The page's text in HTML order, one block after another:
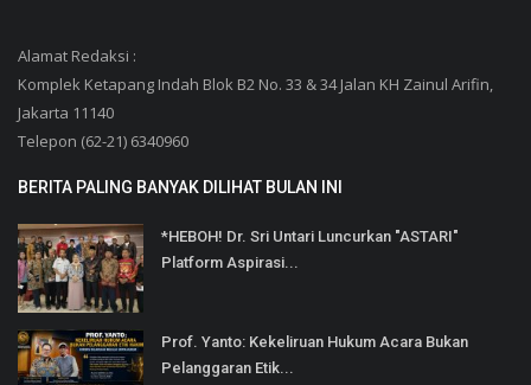
Alamat Redaksi :
Komplek Ketapang Indah Blok B2 No. 33 & 34 Jalan KH Zainul Arifin,
Jakarta 11140
Telepon (62-21) 6340960
BERITA PALING BANYAK DILIHAT BULAN INI
*HEBOH! Dr. Sri Untari Luncurkan "ASTARI"
Platform Aspirasi...
Prof. Yanto: Kekeliruan Hukum Acara Bukan
Pelanggaran Etik...